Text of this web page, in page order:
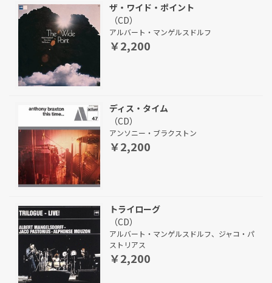
ザ・ワイド・ポイント
（CD）
アルバート・マンゲルスドルフ
￥2,200
ディス・タイム
（CD）
アンソニー・ブラクストン
￥2,200
トライローグ
（CD）
アルバート・マンゲルスドルフ、ジャコ・パ
ストリアス
￥2,200